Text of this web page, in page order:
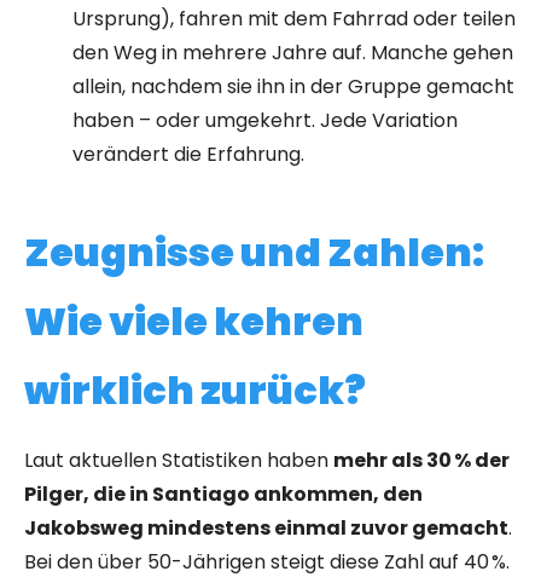
Ursprung), fahren mit dem Fahrrad oder teilen
den Weg in mehrere Jahre auf. Manche gehen
allein, nachdem sie ihn in der Gruppe gemacht
haben – oder umgekehrt. Jede Variation
verändert die Erfahrung.
Zeugnisse und Zahlen:
Wie viele kehren
wirklich zurück?
Laut aktuellen Statistiken haben mehr als 30 % der
Pilger, die in Santiago ankommen, den
Jakobsweg mindestens einmal zuvor gemacht.
Bei den über 50-Jährigen steigt diese Zahl auf 40 %.